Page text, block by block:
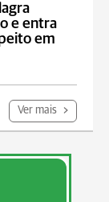
e entra
em
Ver mais